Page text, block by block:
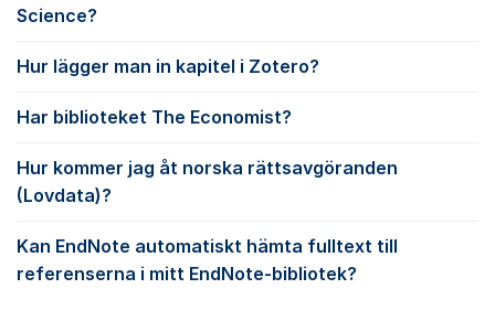
Science?
Hur lägger man in kapitel i Zotero?
Har biblioteket The Economist?
Hur kommer jag åt norska rättsavgöranden
(Lovdata)?
Kan EndNote automatiskt hämta fulltext till
referenserna i mitt EndNote-bibliotek?